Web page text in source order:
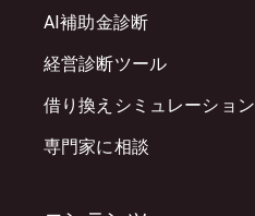
AI補助金診断
経営診断ツール
借り換えシミュレーション
専門家に相談